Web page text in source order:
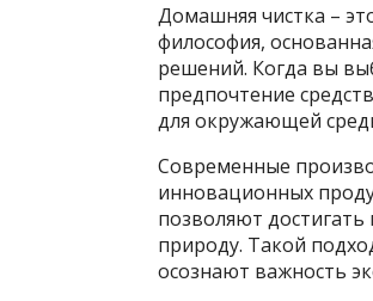
Домашняя чистка –
философия,
решений. Когда вы
предпочтение
для окружающей
Современные
инновационных
позволяют
природу. Такой
осознают важность